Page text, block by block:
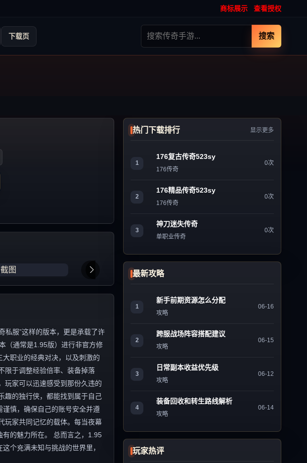
商标展示 查看授权
下载页 搜索
私服”这样的版本，更是承载了许
（通常是1.95版）进行非官方修
职业的经典对决，以及刺激的
限于调整经验倍率、装备掉落
玩家可以迅速感受到那份久违的
趣的独行侠，都能找到属于自己
慎，确保自己的账号安全并遵
玩家共同记忆的载体。每当夜幕
的魅力所在。 总而言之，1.95
个充满未知与挑战的世界里，
热门下载排行 显示更多
1
176复古传奇523sy
176传奇
0次
2
176精品传奇523sy
176传奇
0次
3
神刀迷失传奇
单职业传奇
0次
最新攻略
1
新手前期资源怎么分配
攻略
06-16
2
跨服战场阵容搭配建议
攻略
06-15
3
日常副本收益优先级
攻略
06-12
4
装备回收和转生路线解析
攻略
06-14
玩家热评